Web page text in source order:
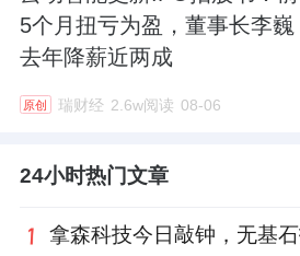
5个月扭亏为盈，董事长李巍
去年降薪近两成
原创 瑞财经 2.6w阅读 08-06
24小时热门文章